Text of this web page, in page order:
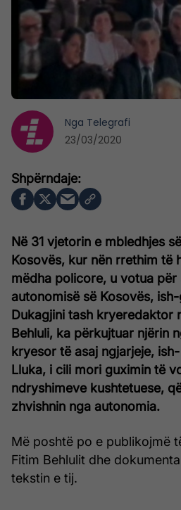
Në 31 vjetorin e mbledhjes
Kosovës, kur nën rrethim të
mëdha policore, u votua për
autonomisë së Kosovës,
Dukagjini tash kryeredaktor
Behluli, ka përkujtuar njërin
kryesor të asaj ngjarjeje,
Lluka, i cili mori guximin të
ndryshimeve kushtetuese,
zhvishnin nga autonomia.
Më poshtë po e publikojmë
Fitim Behlulit dhe
tekstin e tij.
Nga Telegrafi
23/03/2020